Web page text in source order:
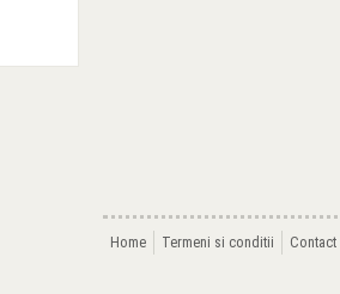
Home Termeni si conditii Contact